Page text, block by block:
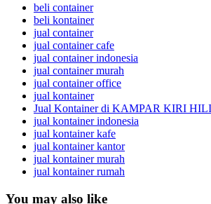
beli container
beli kontainer
jual container
jual container cafe
jual container indonesia
jual container murah
jual container office
jual kontainer
Jual Kontainer di KAMPAR KIRI
jual kontainer indonesia
jual kontainer kafe
jual kontainer kantor
jual kontainer murah
jual kontainer rumah
You may also like